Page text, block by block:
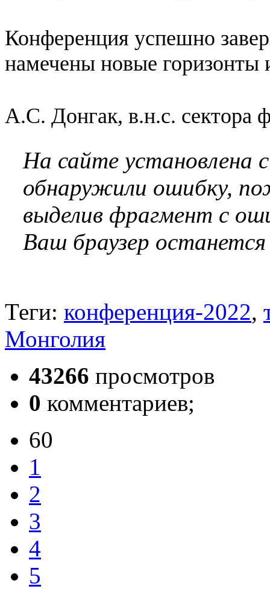
Конференция успешно
намечены новые горизонты
А.С. Донгак, в.н.с.
На сайте установлена
обнаружили ошибку,
выделив фрагмент с
Ваш браузер
Теги: конференция-2022,
Монголия
43266 просмотров
0 комментариев;
60
1
2
3
4
5